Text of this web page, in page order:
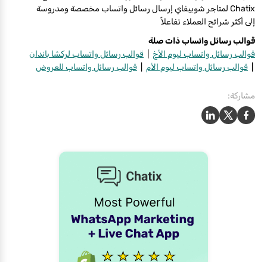
Chatix لمتاجر شوبيفاي إرسال رسائل واتساب مخصصة ومدروسة
إلى أكثر شرائح العملاء تفاعلاً
قوالب رسائل واتساب ذات صلة
قوالب رسائل واتساب ليوم الأخ
قوالب رسائل واتساب لركشا باندان
قوالب رسائل واتساب ليوم الأم قوالب رسائل واتساب للعروض
مشاركة: